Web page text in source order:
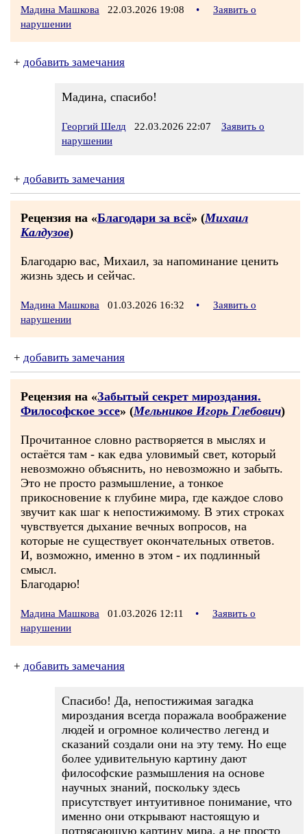
Мадина Машкова 22.03.2026 19:08 •
Заявить о
нарушении
+ добавить замечания
Мадина, спасибо!
Георгий Шелд 22.03.2026 22:07
Заявить о
нарушении
+ добавить замечания
Рецензия на «Благодари за всё» (Михаил
Калдузов)
Благодарю вас, Михаил, за напоминание ценить
жизнь здесь и сейчас.
Мадина Машкова 01.03.2026 16:32 •
Заявить о
нарушении
+ добавить замечания
Рецензия на «Забытый секрет мироздания.
Философское эссе» (Мельников Игорь Глебович)
Прочитанное словно растворяется в мыслях и
остаётся там - как едва уловимый свет, который
невозможно объяснить, но невозможно и забыть.
Это не просто размышление, а тонкое
прикосновение к глубине мира, где каждое слово
звучит как шаг к непостижимому. В этих строках
чувствуется дыхание вечных вопросов, на
которые не существует окончательных ответов.
И, возможно, именно в этом - их подлинный
смысл.
Благодарю!
Мадина Машкова 01.03.2026 12:11 •
Заявить о
нарушении
+ добавить замечания
Спасибо! Да, непостижимая загадка
мироздания всегда поражала воображение
людей и огромное количество легенд и
сказаний создали они на эту тему. Но еще
более удивительную картину дают
философские размышления на основе
научных знаний, поскольку здесь
присутствует интуитивное понимание, что
именно они открывают настоящую и
потрясающую картину мира, а не просто